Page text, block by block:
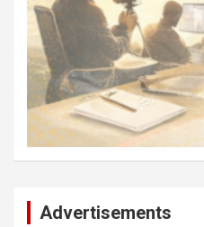
Advertisements